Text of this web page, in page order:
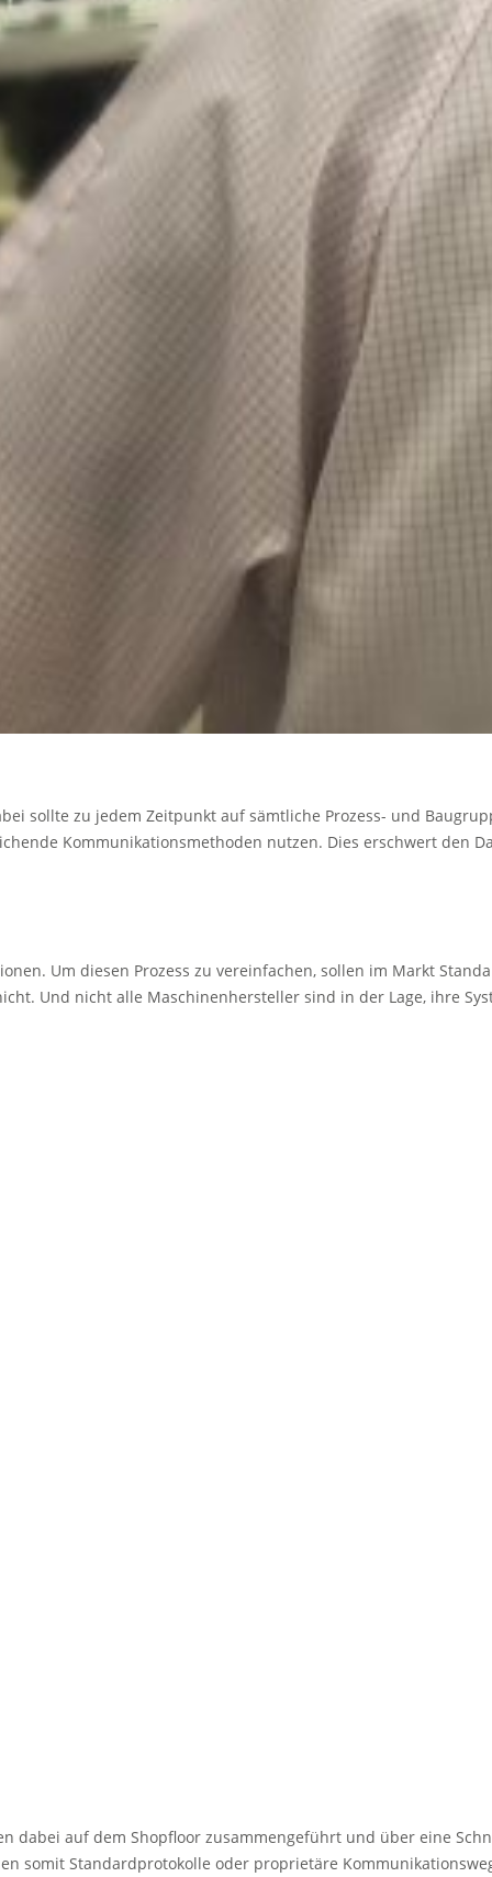
sollte zu jedem Zeitpunkt auf sämt­liche Prozess- und
Kommunikationsmethoden nutzen. Dies erschwert den
Um diesen Prozess zu vereinfachen, sollen im Markt
Und nicht alle Maschinen­hersteller sind in der Lage, ihre
auf dem Shopfloor zusammengeführt und über eine
somit Standardprotokolle oder proprietäre